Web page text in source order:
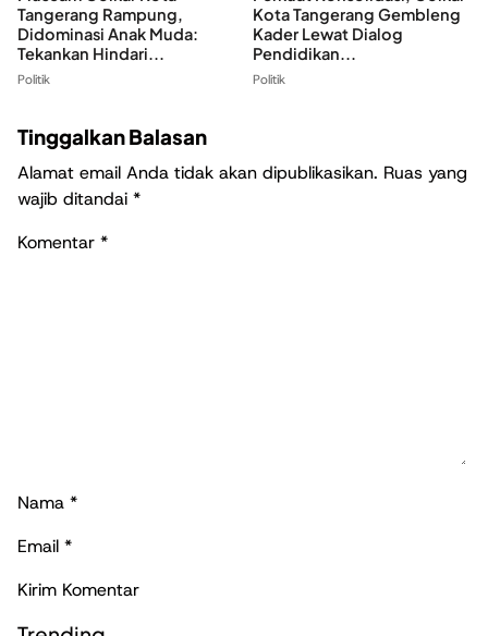
Tangerang Rampung,
Didominasi Anak Muda:
Tekankan Hindari...
Politik
Kota Tangerang Gembleng
Kader Lewat Dialog
Pendidikan...
Politik
Tinggalkan Balasan
Alamat email Anda tidak akan dipublikasikan. Ruas yang
wajib ditandai *
Komentar *
Nama *
Email *